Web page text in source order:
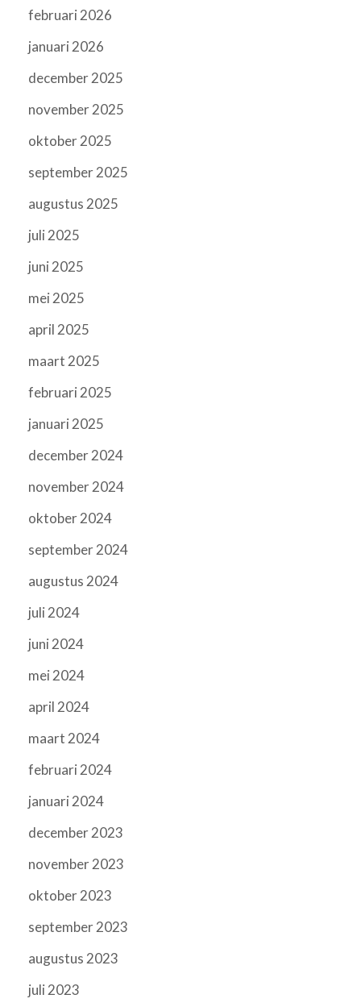
februari 2026
januari 2026
december 2025
november 2025
oktober 2025
september 2025
augustus 2025
juli 2025
juni 2025
mei 2025
april 2025
maart 2025
februari 2025
januari 2025
december 2024
november 2024
oktober 2024
september 2024
augustus 2024
juli 2024
juni 2024
mei 2024
april 2024
maart 2024
februari 2024
januari 2024
december 2023
november 2023
oktober 2023
september 2023
augustus 2023
juli 2023